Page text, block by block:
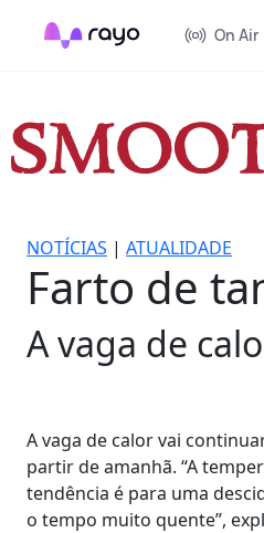
On Air
NOTÍCIAS | ATUALIDADE
Farto de
A vaga de
A vaga de calor vai
partir de amanhã. “A
tendência é para uma
o tempo muito quente”,